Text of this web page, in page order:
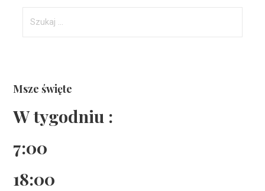
Msze święte
W tygodniu :
7:00
18:00